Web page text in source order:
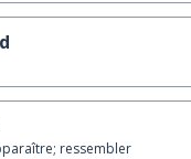
ressembler